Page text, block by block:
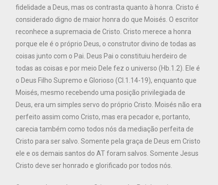
fidelidade a Deus, mas os contrasta quanto à honra. Cristo é
considerado digno de maior honra do que Moisés. O escritor
reconhece a supremacia de Cristo. Cristo merece a honra
porque ele é o próprio Deus, o construtor divino de todas as
coisas junto com o Pai. Deus Pai o constituiu herdeiro de
todas as coisas e por meio Dele fez o universo (Hb.1.2). Ele é
o Deus Filho Supremo e Glorioso (Cl.1.14-19), enquanto que
Moisés, mesmo recebendo uma posição privilegiada de
Deus, era um simples servo do próprio Cristo. Moisés não era
perfeito assim como Cristo, mas era pecador e, portanto,
carecia também como todos nós da mediação perfeita de
Cristo para ser salvo. Somente pela graça de Deus em Cristo
ele e os demais santos do AT foram salvos. Somente Jesus
Cristo deve ser honrado e glorificado por todos nós.